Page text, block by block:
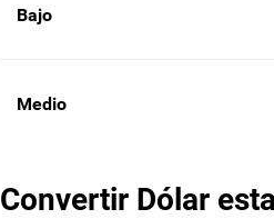
Bajo
Medio
Convertir Dólar